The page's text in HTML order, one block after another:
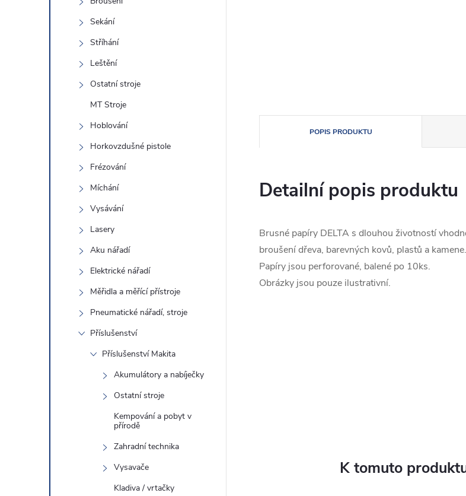
Sekání
Stříhání
Leštění
Ostatní stroje
MT Stroje
Hoblování
Horkovzdušné pistole
Frézování
Míchání
Vysávání
Lasery
Aku nářadí
Elektrické nářadí
Měřidla a měřící přístroje
Pneumatické nářadí, stroje
Příslušenství
Příslušenství Makita
Akumulátory a nabíječky
Ostatní stroje
Kempování a pobyt v
přírodě
Zahradní technika
Vysavače
Kladiva / vrtačky
POPIS PRODUKTU
Detailní popis produktu
Brusné papíry DELTA s dlouhou životností
broušení dřeva, barevných kovů, plastů a kamene.
Papíry jsou perforované, balené po 10ks.
Obrázky jsou pouze ilustrativní.
K tomuto